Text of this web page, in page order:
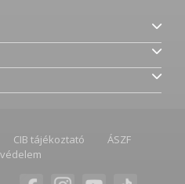
CIB tájékoztató
ÁSZF